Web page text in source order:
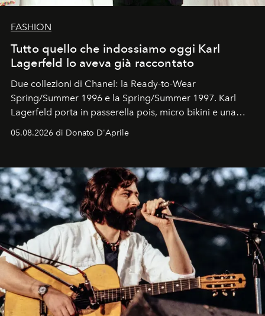
FASHION
Tutto quello che indossiamo oggi Karl
Lagerfeld lo aveva già raccontato
Due collezioni di Chanel: la Ready-to-Wear
Spring/Summer 1996 e la Spring/Summer 1997. Karl
Lagerfeld porta in passerella pois, micro bikini e una
logomania pensata per la spiaggia
Kate, Claudia e Carla una dietro l'altra. Trent'anni dopo,
uno dei documenti più contemporanei che abbiamo.
05.08.2026 di Donato D'Aprile